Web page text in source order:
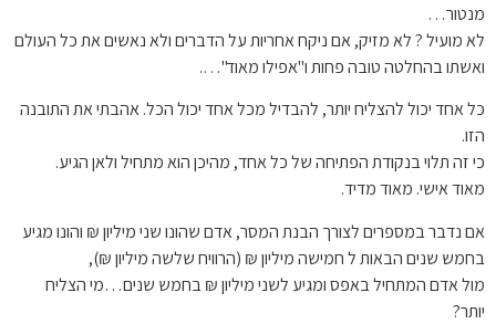
מנטור…
לא מועיל ? לא מזיק, אם ניקח אחריות על הדברים ולא נאשים את כל העולם
ואשתו בהחלטה טובה פחות ו"אפילו מאוד"….
כל אחד יכול להצליח יותר, להבדיל מכל אחד יכול הכל. אהבתי את התובנה
הזו.
כי זה תלוי בנקודת הפתיחה של כל אחד, מהיכן הוא מתחיל ולאן הגיע.
מאוד אישי. מאוד מדיד.
אם נדבר במספרים לצורך הבנת המסר, אדם שהונו שני מיליון ₪ והונו מגיע
בחמש שנים הבאות ל חמישה מיליון ₪ (הרוויח שלשה מיליון ₪),
מול אדם המתחיל באפס ומגיע לשני מיליון ₪ בחמש שנים…מי הצליח
יותר?